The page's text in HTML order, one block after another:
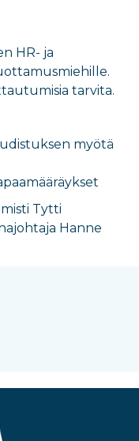
HR- ja
tarvita.
myötä
Tytti
Hanne